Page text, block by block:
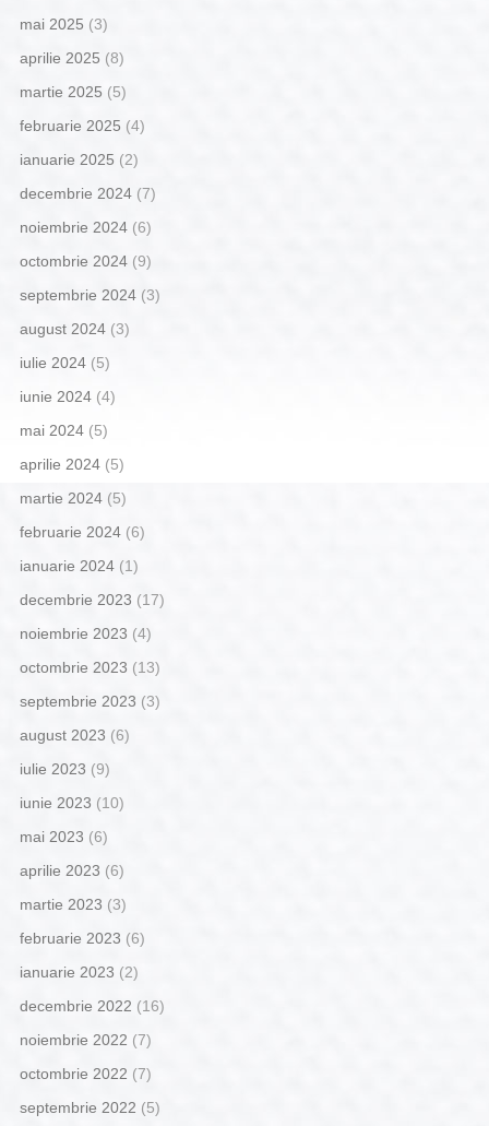
mai 2025 (3)
aprilie 2025 (8)
martie 2025 (5)
februarie 2025 (4)
ianuarie 2025 (2)
decembrie 2024(7)
noiembrie 2024(6)
octombrie 2024(9)
septembrie 2024(3)
august 2024(3)
iulie 2024(5)
iunie 2024(4)
mai 2024(5)
aprilie 2024(5)
martie 2024(5)
februarie 2024(6)
ianuarie 2024(1)
decembrie 2023 (17)
noiembrie 2023 (4)
octombrie 2023 (13)
septembrie 2023 (3)
august 2023 (6)
iulie 2023 (9)
iunie 2023 (10)
mai 2023 (6)
aprilie 2023 (6)
martie 2023 (3)
februarie 2023 (6)
ianuarie 2023 (2)
decembrie 2022 (16)
noiembrie 2022 (7)
octombrie 2022 (7)
septembrie 2022 (5)